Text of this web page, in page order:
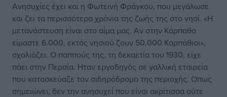
Ανησυχίες έχει και η Φωτεινή Φράγκου, που μεγάλωσε
και ζει τα περισσότερα χρόνια της ζωής της στο νησί. «Η
μετανάστευση είναι στο αίμα μας. Αν στην Κάρπαθο
είμαστε 6.000, εκτός νησιού ζουν 50.000 Καρπάθιοι»,
σχολιάζει. Ο παππούς της, τη δεκαετία του 1930, είχε
πάει στην Περσία. Ηταν εργοδηγός σε γαλλική εταιρεία
που κατασκεύαζε τον σιδηρόδρομο της περιοχής. Οπως
σημειώνει, δεν την ανησυχεί που είναι ακρίτισσα ούτε